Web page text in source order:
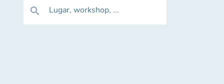
search Lugar, workshop, ...